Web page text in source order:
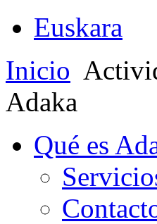
Euskara
Inicio
Adaka
Qué es